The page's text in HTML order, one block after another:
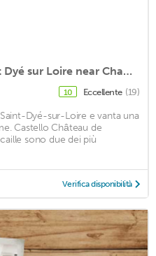
Modern apartment in Saint Dyé sur Loire near Chambord any comfort
10 Eccellente (19)
Dyé-sur-Loire e vanta una
Castello Château de
sono due dei più
Verifica disponibilità